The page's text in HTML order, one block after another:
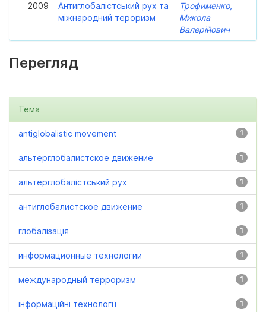
2009
Антиглобалістський рух та
міжнародний тероризм
Трофименко,
Микола
Валерійович
Перегляд
Тема
1
antiglobalistic movement
1
альтерглобалистское движение
1
альтерглобалістський рух
1
антиглобалистское движение
1
глобалізація
1
информационные технологии
1
международный терроризм
1
інформаційні технології